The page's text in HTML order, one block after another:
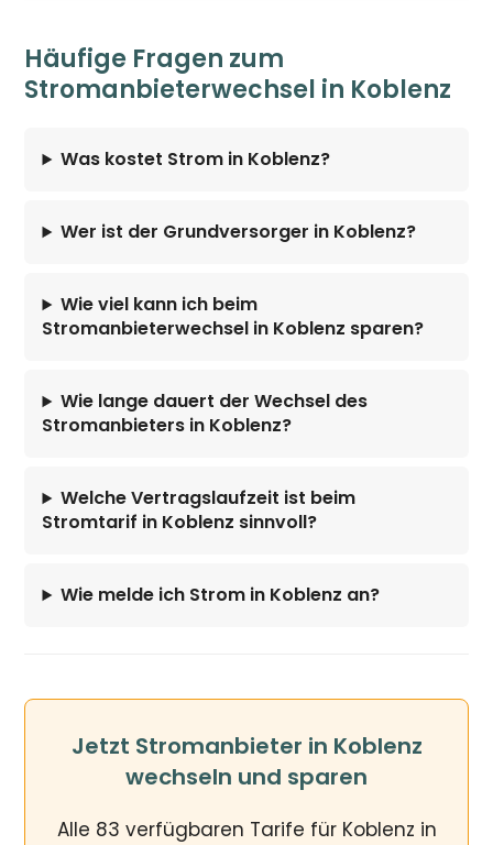
Häufige Fragen zum
Stromanbieterwechsel in Koblenz
Was kostet Strom in Koblenz?
Wer ist der Grundversorger in Koblenz?
Wie viel kann ich beim
Stromanbieterwechsel in Koblenz sparen?
Wie lange dauert der Wechsel des
Stromanbieters in Koblenz?
Welche Vertragslaufzeit ist beim
Stromtarif in Koblenz sinnvoll?
Wie melde ich Strom in Koblenz an?
Jetzt Stromanbieter in Koblenz
wechseln und sparen
Alle 83 verfügbaren Tarife für Koblenz in